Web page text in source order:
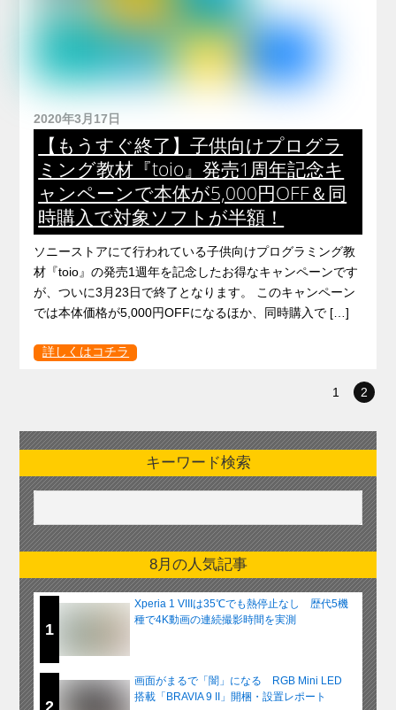
2020年3月17日
【もうすぐ終了】子供向けプログラ
ミング教材『toio』発売1周年記念キ
ャンペーンで本体が5,000円OFF＆同
時購入で対象ソフトが半額！
ソニーストアにて行われている子供向けプログラミング教
材『toio』の発売1週年を記念したお得なキャンペーンです
が、ついに3月23日で終了となります。 このキャンペーン
では本体価格が5,000円OFFになるほか、同時購入で […]
詳しくはコチラ
1 2
キーワード検索
8月の人気記事
1
Xperia 1 VIIIは35℃でも熱停止なし 歴代5機
種で4K動画の連続撮影時間を実測
2
画面がまるで「闇」になる RGB Mini LED
搭載「BRAVIA 9 II」開梱・設置レポート